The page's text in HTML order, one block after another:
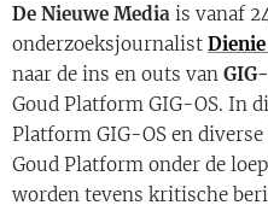
De Nieuwe Media is vanaf
onderzoeksjournalist
naar de ins en outs van
Goud Platform GIG-OS. In
Platform GIG-OS en
Goud Platform onder de
worden tevens kritische